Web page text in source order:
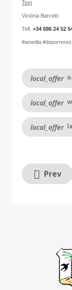
Text
Victòria Barceló
Telf. +34 686 24 52
#ametlla
local_offer
local_offer
local_offer
Prev